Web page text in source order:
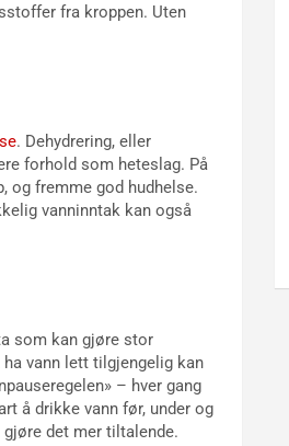
fra kroppen. Uten
. Dehydrering, eller
forhold som heteslag. På
og fremme god hudhelse.
vanninntak kan også
som kan gjøre stor
vann lett tilgjengelig kan
– hver gang
å drikke vann før, under og
det mer tiltalende.